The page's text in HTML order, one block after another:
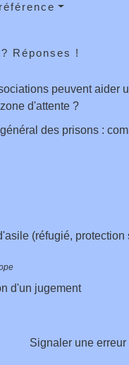
Réponses !
peuvent aider
d'attente ?
des prisons :
(réfugié, protection
d'un jugement
Signaler une